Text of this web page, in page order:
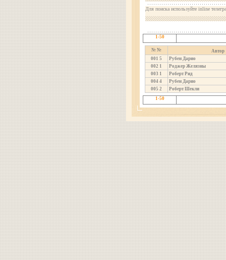
Для поиска используйте inline
1-50
№ №
Автор
001 5
Рубен Дарио
002 1
Роджер Желязны
003 1
Роберт Рид
004 4
Рубен Дарио
005 2
Роберт Шекли
1-50